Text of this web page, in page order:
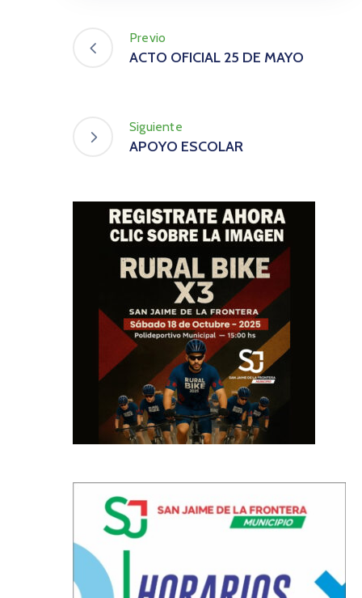
Previo
ACTO OFICIAL 25 DE MAYO
Siguiente
APOYO ESCOLAR